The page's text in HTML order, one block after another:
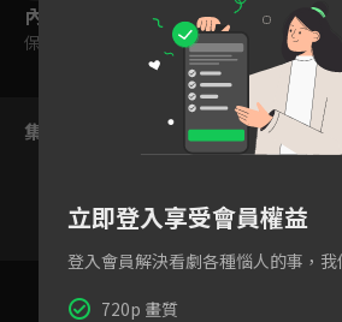
內容標籤
保護級
集數列表
立即登入享受會員權益
登入會員解決看劇各種惱人的事，
720p 畫質